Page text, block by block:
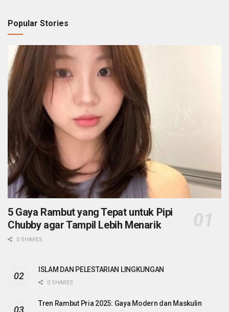
Popular Stories
5 Gaya Rambut yang Tepat untuk Pipi
Chubby agar Tampil Lebih Menarik
0 SHARES
ISLAM DAN PELESTARIAN LINGKUNGAN
0 SHARES
Tren Rambut Pria 2025: Gaya Modern dan Maskulin